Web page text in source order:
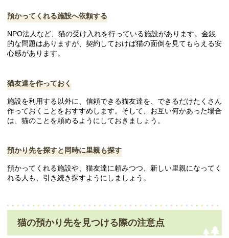
預かってくれる施設へ依頼する
NPO法人など、猫の受け入れを行っている施設があります。金銭
的な問題はありますが、契約しておけば猫の面倒を見てもらえる安
心感があります。
猫友達を作っておく
施設を利用する以外に、信頼できる猫友達を、できるだけたくさん
作っておくことをおすすめします。そして、お互い何かあった場合
は、猫のことを頼めるようにしておきましょう。
預かり先を探すと同時に里親も探す
預かってくれる施設や、猫友達に頼みつつ、新しい里親になってく
れる人も、引き続き探すようにしましょう。
猫の預かり先を見つける際の注意点